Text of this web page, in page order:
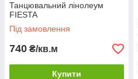
Танцювальний лінолеум
FIESTA
Під замовлення
740 ₴/кв.м
Купити